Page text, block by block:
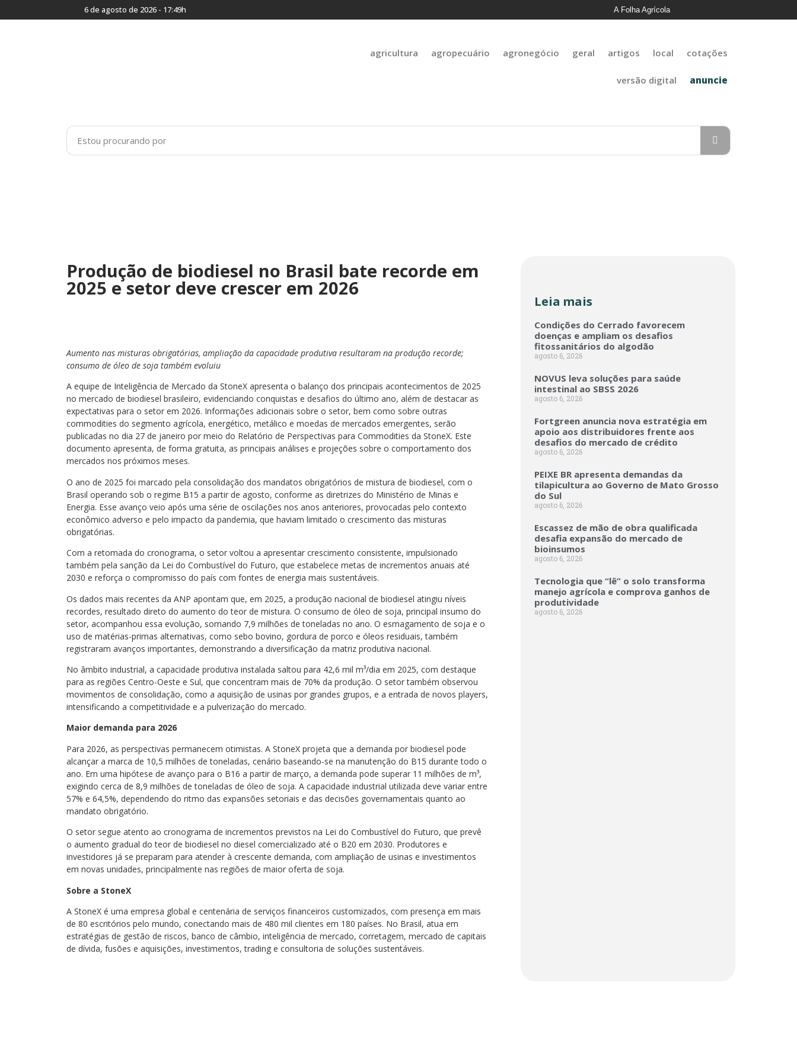
6 de agosto de 2026 - 17:49h A Folha Agrícola
agricultura agropecuário agronegócio geral artigos local cotações
versão digital anuncie
Produção de biodiesel no Brasil bate recorde em
2025 e setor deve crescer em 2026
Aumento nas misturas obrigatórias, ampliação da capacidade produtiva resultaram na produção recorde;
consumo de óleo de soja também evoluiu
A equipe de Inteligência de Mercado da StoneX apresenta o balanço dos principais acontecimentos de 2025
no mercado de biodiesel brasileiro, evidenciando conquistas e desafios do último ano, além de destacar as
expectativas para o setor em 2026. Informações adicionais sobre o setor, bem como sobre outras
commodities do segmento agrícola, energético, metálico e moedas de mercados emergentes, serão
publicadas no dia 27 de janeiro por meio do Relatório de Perspectivas para Commodities da StoneX. Este
documento apresenta, de forma gratuita, as principais análises e projeções sobre o comportamento dos
mercados nos próximos meses.
O ano de 2025 foi marcado pela consolidação dos mandatos obrigatórios de mistura de biodiesel, com o
Brasil operando sob o regime B15 a partir de agosto, conforme as diretrizes do Ministério de Minas e
Energia. Esse avanço veio após uma série de oscilações nos anos anteriores, provocadas pelo contexto
econômico adverso e pelo impacto da pandemia, que haviam limitado o crescimento das misturas
obrigatórias.
Com a retomada do cronograma, o setor voltou a apresentar crescimento consistente, impulsionado
também pela sanção da Lei do Combustível do Futuro, que estabelece metas de incrementos anuais até
2030 e reforça o compromisso do país com fontes de energia mais sustentáveis.
Os dados mais recentes da ANP apontam que, em 2025, a produção nacional de biodiesel atingiu níveis
recordes, resultado direto do aumento do teor de mistura. O consumo de óleo de soja, principal insumo do
setor, acompanhou essa evolução, somando 7,9 milhões de toneladas no ano. O esmagamento de soja e o
uso de matérias-primas alternativas, como sebo bovino, gordura de porco e óleos residuais, também
registraram avanços importantes, demonstrando a diversificação da matriz produtiva nacional.
No âmbito industrial, a capacidade produtiva instalada saltou para 42,6 mil m³/dia em 2025, com destaque
para as regiões Centro-Oeste e Sul, que concentram mais de 70% da produção. O setor também observou
movimentos de consolidação, como a aquisição de usinas por grandes grupos, e a entrada de novos players,
intensificando a competitividade e a pulverização do mercado.
Maior demanda para 2026
Para 2026, as perspectivas permanecem otimistas. A StoneX projeta que a demanda por biodiesel pode
alcançar a marca de 10,5 milhões de toneladas, cenário baseando-se na manutenção do B15 durante todo o
ano. Em uma hipótese de avanço para o B16 a partir de março, a demanda pode superar 11 milhões de m³,
exigindo cerca de 8,9 milhões de toneladas de óleo de soja. A capacidade industrial utilizada deve variar entre
57% e 64,5%, dependendo do ritmo das expansões setoriais e das decisões governamentais quanto ao
mandato obrigatório.
O setor segue atento ao cronograma de incrementos previstos na Lei do Combustível do Futuro, que prevê
o aumento gradual do teor de biodiesel no diesel comercializado até o B20 em 2030. Produtores e
investidores já se preparam para atender à crescente demanda, com ampliação de usinas e investimentos
em novas unidades, principalmente nas regiões de maior oferta de soja.
Sobre a StoneX
A StoneX é uma empresa global e centenária de serviços financeiros customizados, com presença em mais
de 80 escritórios pelo mundo, conectando mais de 480 mil clientes em 180 países. No Brasil, atua em
estratégias de gestão de riscos, banco de câmbio, inteligência de mercado, corretagem, mercado de capitais
de dívida, fusões e aquisições, investimentos, trading e consultoria de soluções sustentáveis.
Leia mais
Condições do Cerrado favorecem
doenças e ampliam os desafios
fitossanitários do algodão
agosto 6, 2026
NOVUS leva soluções para saúde
intestinal ao SBSS 2026
agosto 6, 2026
Fortgreen anuncia nova estratégia em
apoio aos distribuidores frente aos
desafios do mercado de crédito
agosto 6, 2026
PEIXE BR apresenta demandas da
tilapicultura ao Governo de Mato Grosso
do Sul
agosto 6, 2026
Escassez de mão de obra qualificada
desafia expansão do mercado de
bioinsumos
agosto 6, 2026
Tecnologia que “lê” o solo transforma
manejo agrícola e comprova ganhos de
produtividade
agosto 6, 2026